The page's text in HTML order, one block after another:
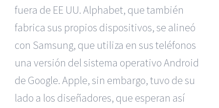
fuera de EE UU. Alphabet, que también
fabrica sus propios dispositivos, se alineó
con Samsung, que utiliza en sus teléfonos
una versión del sistema operativo Android
de Google. Apple, sin embargo, tuvo de su
lado a los diseñadores, que esperan así